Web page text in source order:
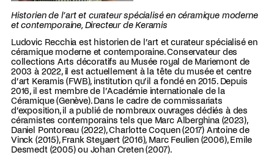
Historien de l’art et curateur spécialisé en céramique moderne
et contemporaine, Directeur de Keramis
Ludovic Recchia est historien de l’art et curateur spécialisé en
céramique moderne et contemporaine. Conservateur des
collections Arts décoratifs au Musée royal de Mariemont de
2003 à 2022, il est actuellement à la tête du musée et centre
d’art Keramis (FWB), institution qu’il a fondé en 2015. Depuis
2016, il est membre de l’Académie internationale de la
Céramique (Genève). Dans le cadre de commissariats
d’exposition, il a publié de nombreux ouvrages dédiés à des
céramistes contemporains tels que Marc Alberghina (2023),
Daniel Pontoreau (2022), Charlotte Coquen (2017) Antoine de
Vinck (2015), Frank Steyaert (2016), Marc Feulien (2006), Emile
Desmedt (2005) ou Johan Creten (2007).